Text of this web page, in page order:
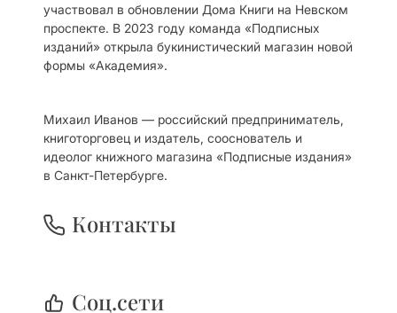
участвовал в обновлении Дома Книги на Невском
проспекте. В 2023 году команда «Подписных
изданий» открыла букинистический магазин новой
формы «Академия».
Михаил Иванов — российский предприниматель,
книготорговец и издатель, сооснователь и
идеолог книжного магазина «Подписные издания»
в Санкт-Петербурге.
Контакты
Cоц.сети